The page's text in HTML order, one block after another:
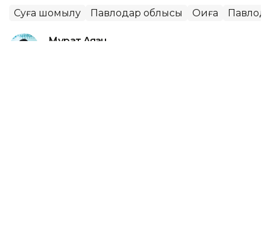
Суға шомылу Павлодар облысы Оқиға
Мұрат Аяған